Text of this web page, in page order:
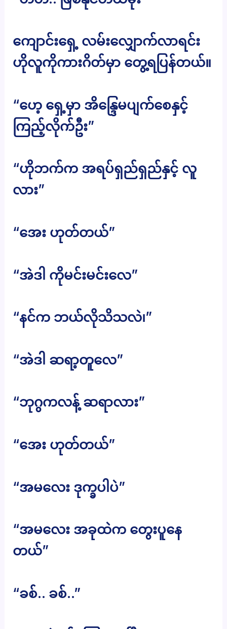
ကျောင်းရှေ့ လမ်းလျှောက်လာရင်း
ဟိုလူကိုကားဂိတ်မှာ တွေ့ရပြန်တယ်။
“ဟေ့ ရှေ့မှာ အိန္ဒြေမပျက်စေနှင့်
ကြည့်လိုက်ဦး”
“ဟိုဘက်က အရပ်ရှည်ရှည်နှင့် လူ
လား”
“အေး ဟုတ်တယ်”
“အဲဒါ ကိုမင်းမင်းလေ”
“နင်က ဘယ်လိုသိသလဲ၊”
“အဲဒါ ဆရာ့တူလေ”
“ဘုဂွကလန့် ဆရာလား”
“အေး ဟုတ်တယ်”
“အမလေး ဒုက္ခပါပဲ”
“အမလေး အခုထဲက တွေးပူနေ
တယ်”
“ခစ်.. ခစ်..”